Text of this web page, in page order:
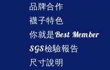
品牌合作
襪子特色
你就是Best Member
SGS檢驗報告
尺寸說明